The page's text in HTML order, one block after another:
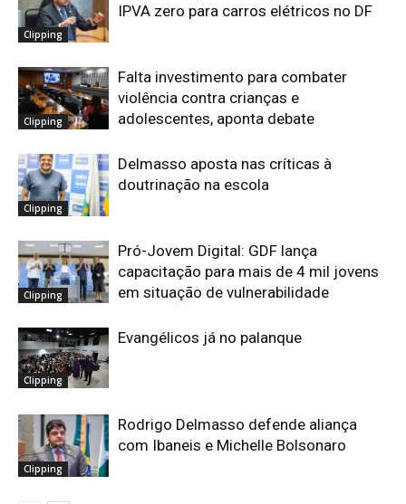
Clipping
IPVA zero para carros elétricos no DF
Clipping
Falta investimento para combater
violência contra crianças e
adolescentes, aponta debate
Clipping
Delmasso aposta nas críticas à
doutrinação na escola
Clipping
Pró-Jovem Digital: GDF lança
capacitação para mais de 4 mil jovens
em situação de vulnerabilidade
Clipping
Evangélicos já no palanque
Clipping
Rodrigo Delmasso defende aliança
com Ibaneis e Michelle Bolsonaro